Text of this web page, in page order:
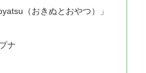
（おきぬとおやつ）」
ナ